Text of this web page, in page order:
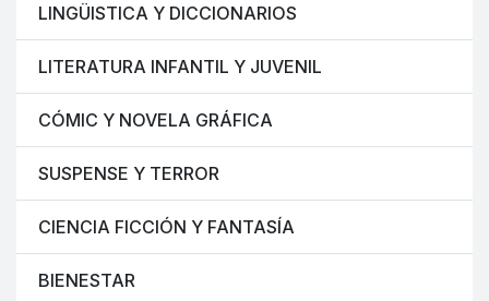
LINGÜISTICA Y DICCIONARIOS
LITERATURA INFANTIL Y JUVENIL
CÓMIC Y NOVELA GRÁFICA
SUSPENSE Y TERROR
CIENCIA FICCIÓN Y FANTASÍA
BIENESTAR